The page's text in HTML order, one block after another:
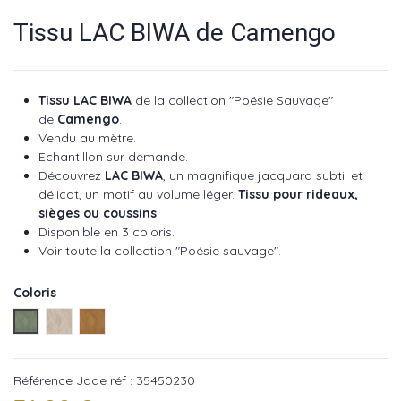
Tissu LAC BIWA de Camengo
Tissu LAC BIWA de la collection "Poésie Sauvage"
de Camengo
Vendu au mètre.
Echantillon sur demande.
Découvrez LAC BIWA , un magnifique jacquard subtil et
délicat, un motif au volume léger. Tissu pour rideaux,
sièges ou coussins
Disponible en 3 coloris.
Voir toute la collection "Poésie sauvage".
Coloris
Jade réf : 35450230
Sable réf : 35450109
Mordore réf : 35450353
Référence Jade réf : 35450230